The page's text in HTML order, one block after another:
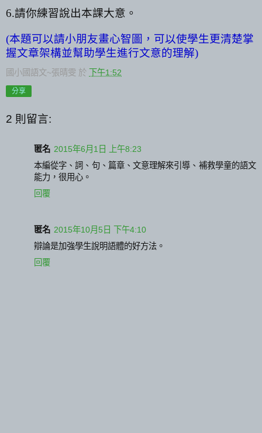
6.請你練習說出本課大意。
(本題可以請小朋友畫心智圖，可以使學生更清楚掌
握文章架構並幫助學生進行文意的理解)
國小國語文~張晴雯 於 下午1:52
分享
2 則留言:
匿名 2015年6月1日 上午8:23
本編從字、詞、句、篇章、文意理解來引導、補救學童的語文
能力，很用心。
回覆
匿名 2015年10月5日 下午4:10
辯論是加強學生說明語體的好方法。
回覆